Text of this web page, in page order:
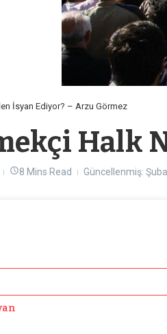
İsyan Ediyor? – Arzu Görmez
Halk
8 Mins Read Güncellenmiş: